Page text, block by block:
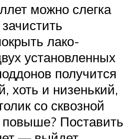
можно слегка
лако-
установленных
получится
хоть и низенький,
со сквозной
Поставить